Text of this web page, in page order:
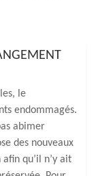
le
endommagés.
abimer
des nouveaux
qu’il n’y ait